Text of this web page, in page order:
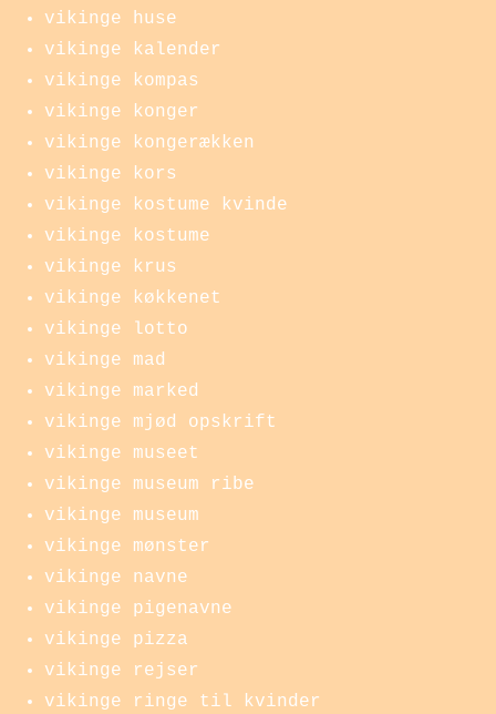
vikinge huse
vikinge kalender
vikinge kompas
vikinge konger
vikinge kongerækken
vikinge kors
vikinge kostume kvinde
vikinge kostume
vikinge krus
vikinge køkkenet
vikinge lotto
vikinge mad
vikinge marked
vikinge mjød opskrift
vikinge museet
vikinge museum ribe
vikinge museum
vikinge mønster
vikinge navne
vikinge pigenavne
vikinge pizza
vikinge rejser
vikinge ringe til kvinder